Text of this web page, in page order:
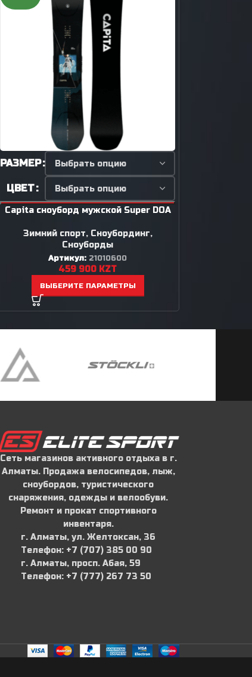
РАЗМЕР
ЦВЕТ
Capita сноуборд мужской Super DOA
Зимний спорт, Сноубординг,
Сноуборды
Артикул: 21010600
459 900 KZT
ВЫБЕРИТЕ ПАРАМЕТРЫ
Сеть магазинов активного отдыха в г.
Алматы. Продажа велосипедов, лыж,
сноубордов, туристического
снаряжения, одежды и велообуви.
Ремонт и прокат спортивного
инвентаря.
г. Алматы, ул. Желтоксан, 36
Телефон: ‪+7 (707) 385 00 90‬
г. Алматы, просп. Абая, 59
Телефон: ‪+7 (777) 267 73 50